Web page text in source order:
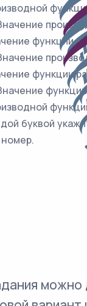
функции
функции
буквой
можно